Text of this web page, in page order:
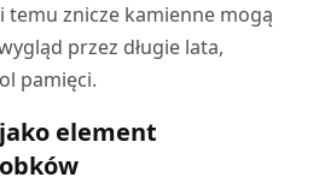
temu znicze kamienne mogą
przez długie lata,
pamięci.
element